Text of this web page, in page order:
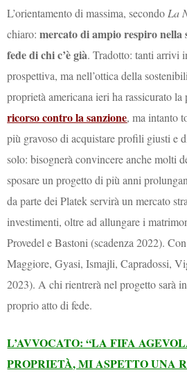
L’orientamento di massima, secondo La
chiaro:mercato di ampio respiro nella
fede di chi c’è già. Tradotto: tanti arrivi
prospettiva, ma nell’ottica della
proprietà americana ieri ha rassicurato
ricorso contro la sanzione, ma intanto
più gravoso di acquistare profili giusti e
solo: bisognerà convincere anche molti
sposare un progetto di più anni
da parte dei Platek servirà un mercato
investimenti, oltre ad allungare i
Provedel e Bastoni (scadenza 2022).
Maggiore, Gyasi, Ismajli, Capradossi,
2023). A chi rientrerà nel progetto sarà
proprio atto di fede.
L’AVVOCATO: “LA FIFA
PROPRIETÀ, MI ASPETTO UNA